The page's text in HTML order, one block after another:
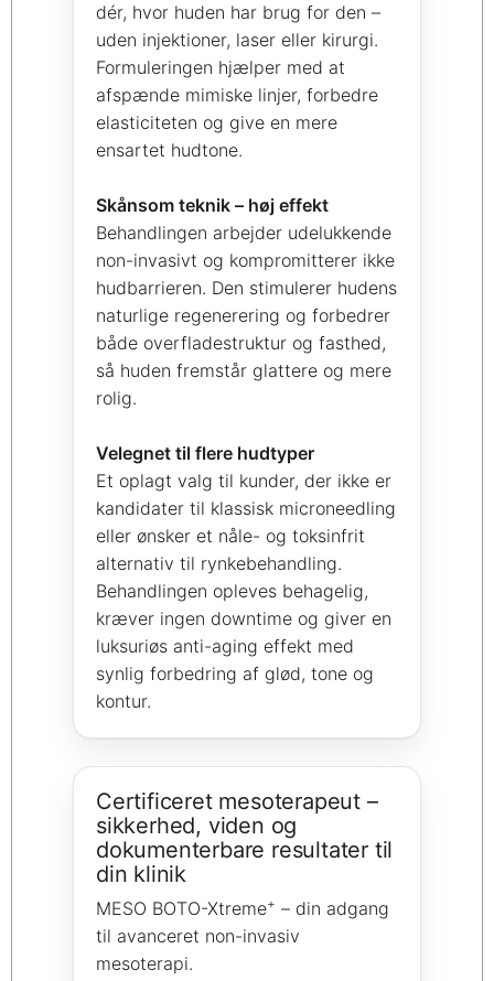
dér, hvor huden har brug for den –
uden injektioner, laser eller kirurgi.
Formuleringen hjælper med at
afspænde mimiske linjer, forbedre
elasticiteten og give en mere
ensartet hudtone.
Skånsom teknik – høj effekt
Behandlingen arbejder udelukkende
non-invasivt og kompromitterer ikke
hudbarrieren. Den stimulerer hudens
naturlige regenerering og forbedrer
både overfladestruktur og fasthed,
så huden fremstår glattere og mere
rolig.
Velegnet til flere hudtyper
Et oplagt valg til kunder, der ikke er
kandidater til klassisk microneedling
eller ønsker et nåle- og toksinfrit
alternativ til rynkebehandling.
Behandlingen opleves behagelig,
kræver ingen downtime og giver en
luksuriøs anti-aging effekt med
synlig forbedring af glød, tone og
kontur.
Certificeret mesoterapeut –
sikkerhed, viden og
dokumenterbare resultater til
din klinik
MESO BOTO-Xtreme+ – din adgang
til avanceret non-invasiv
mesoterapi.